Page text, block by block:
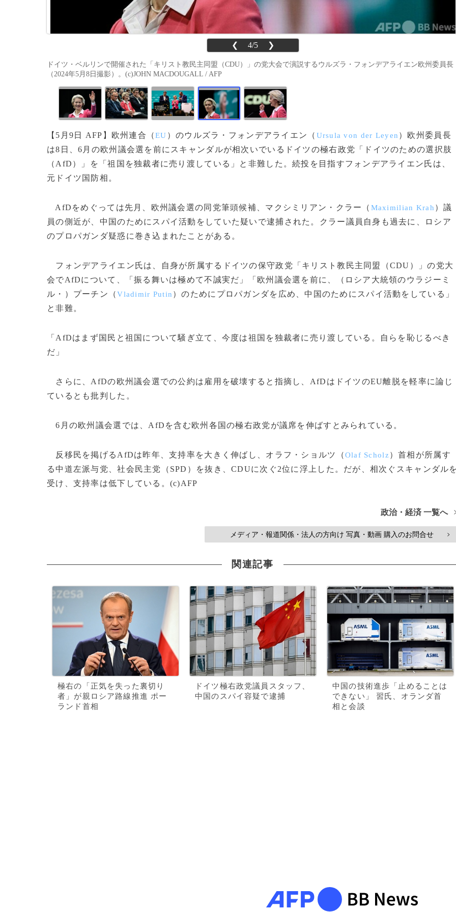
❮ 4/5 ❯
ドイツ・ベルリンで開催された「キリスト教民主同盟（CDU）」の党大会で演説するウルズラ・フォンデアライエン欧州委員長
（2024年5月8日撮影）。(c)JOHN MACDOUGALL / AFP
【5月9日 AFP】欧州連合（EU ）のウルズラ・フォンデアライエン（ Ursula von der Leyen ）欧州委員長
は8日、6月の欧州議会選を前にスキャンダルが相次いでいるドイツの極右政党「ドイツのための選択肢
（AfD）」を「祖国を独裁者に売り渡している」と非難した。続投を目指すフォンデアライエン氏は、
元ドイツ国防相。
AfDをめぐっては先月、欧州議会選の同党筆頭候補、マクシミリアン・クラー（ Maximilian Krah ）議
員の側近が、中国のためにスパイ活動をしていた疑いで逮捕された。クラー議員自身も過去に、ロシア
のプロパガンダ疑惑に巻き込まれたことがある。
フォンデアライエン氏は、自身が所属するドイツの保守政党「キリスト教民主同盟（CDU）」の党大
会でAfDについて、「振る舞いは極めて不誠実だ」「欧州議会選を前に、（ロシア大統領のウラジーミ
ル・）プーチン（Vladimir Putin ）のためにプロパガンダを広め、中国のためにスパイ活動をしている」
と非難。
「AfDはまず国民と祖国について騒ぎ立て、今度は祖国を独裁者に売り渡している。自らを恥じるべき
だ」
さらに、AfDの欧州議会選での公約は雇用を破壊すると指摘し、AfDはドイツのEU離脱を軽率に論じ
ているとも批判した。
6月の欧州議会選では、AfDを含む欧州各国の極右政党が議席を伸ばすとみられている。
反移民を掲げるAfDは昨年、支持率を大きく伸ばし、オラフ・ショルツ（Olaf Scholz）首相が所属す
る中道左派与党、社会民主党（SPD）を抜き、CDUに次ぐ2位に浮上した。だが、相次ぐスキャンダル
受け、支持率は低下している。(c)AFP
政治・経済 一覧へ
メディア・報道関係・法人の方向け 写真・動画 購入のお問合せ >
関連記事
極右の「正気を失った裏切り
者」が親ロシア路線推進 ポー
ランド首相
ドイツ極右政党議員スタッフ、
中国のスパイ容疑で逮捕
中国の技術進歩「止めることは
できない」 習氏、オランダ首
相と会談